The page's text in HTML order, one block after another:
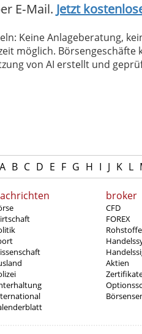
E‑Mail. Jetzt
Keine Anlageberatung,
möglich.
von AI erstellt und
A B C D E F G H I J K L
broker
CFD
FOREX
Rohstoffe
Aktien